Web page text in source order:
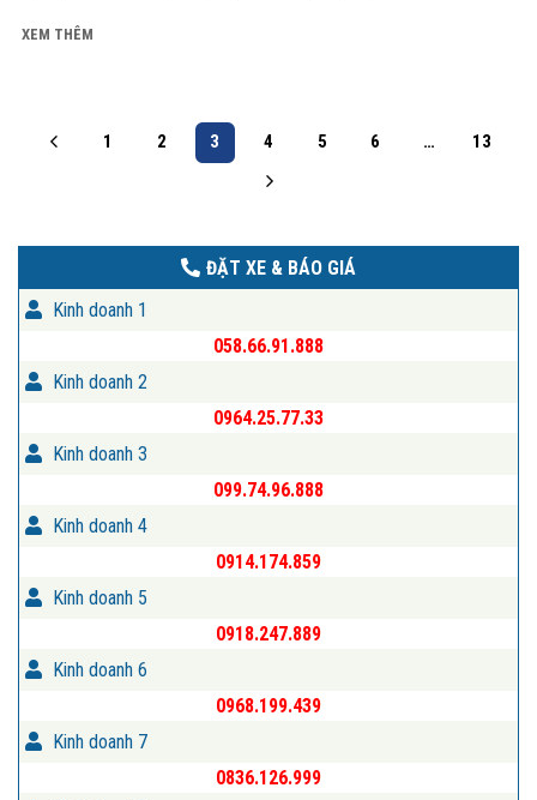
XEM THÊM
1 2 3 4 5 6 … 13
ĐẶT XE & BÁO GIÁ
Kinh doanh 1
058.66.91.888
Kinh doanh 2
0964.25.77.33
Kinh doanh 3
099.74.96.888
Kinh doanh 4
0914.174.859
Kinh doanh 5
0918.247.889
Kinh doanh 6
0968.199.439
Kinh doanh 7
0836.126.999